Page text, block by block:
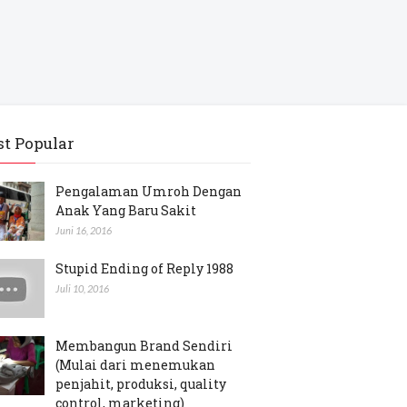
Popular
Pengalaman Umroh Dengan
Anak Yang Baru Sakit
Juni 16, 2016
Stupid Ending of Reply 1988
Juli 10, 2016
Membangun Brand Sendiri
(Mulai dari menemukan
penjahit, produksi, quality
control, marketing)